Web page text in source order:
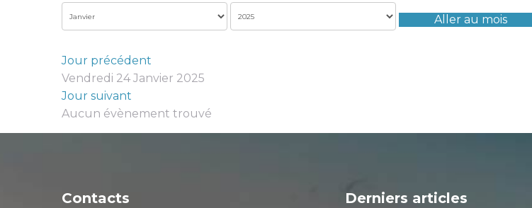
Aller au mois
Jour précédent
Vendredi 24 Janvier 2025
Jour suivant
Aucun évènement trouvé
Contacts Derniers articles